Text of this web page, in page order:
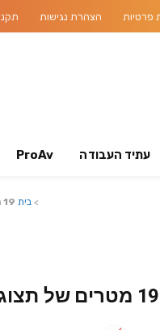
פרטיות הצהרת נגישות
עתיד העבודה ProAv
> בית 19 מטרים של תצוגה קעורה באולם ההרצאות המרכזי בהארוורד
19 מטרים של תצוגה קעורה באולם ההרצאות המרכזי בהארוורד